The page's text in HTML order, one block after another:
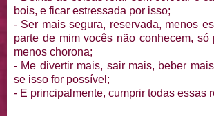
bois, e ficar estressada por isso;
- Ser mais segura, reservada, menos
parte de mim vocês não conhecem, só
menos chorona;
- Me divertir mais, sair mais, beber
se isso for possível;
- E principalmente, cumprir todas essas